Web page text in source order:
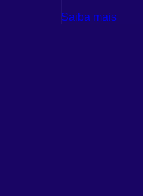
Saiba mais